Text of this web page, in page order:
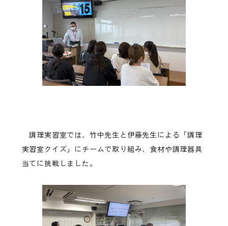
調理実習室では、竹中先生と伊藤先生による「調理
実習室クイズ」にチームで取り組み、食材や調理器具
当てに挑戦しました。